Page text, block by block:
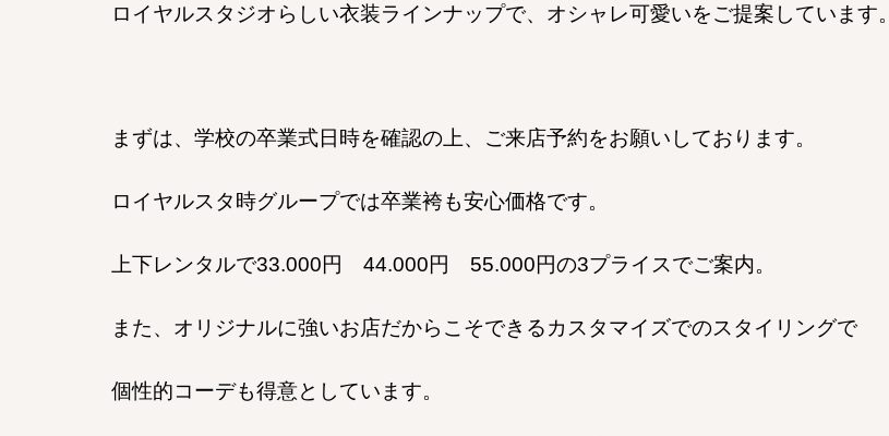
ロイヤルスタジオらしい衣装ラインナップで、オシャレ可愛いをご提案しています。
まずは、学校の卒業式日時を確認の上、ご来店予約をお願いしております。
ロイヤルスタ時グループでは卒業袴も安心価格です。
上下レンタルで33.000円 44.000円 55.000円の3プライスでご案内。
また、オリジナルに強いお店だからこそできるカスタマイズでのスタイリングで
個性的コーデも得意としています。